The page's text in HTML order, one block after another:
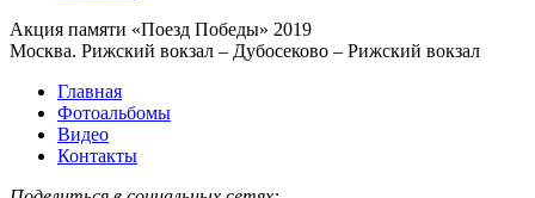
Акция памяти «Поезд Победы» 2019
Москва. Рижский вокзал – Дубосеково – Рижский вокзал
Главная
Фотоальбомы
Видео
Контакты